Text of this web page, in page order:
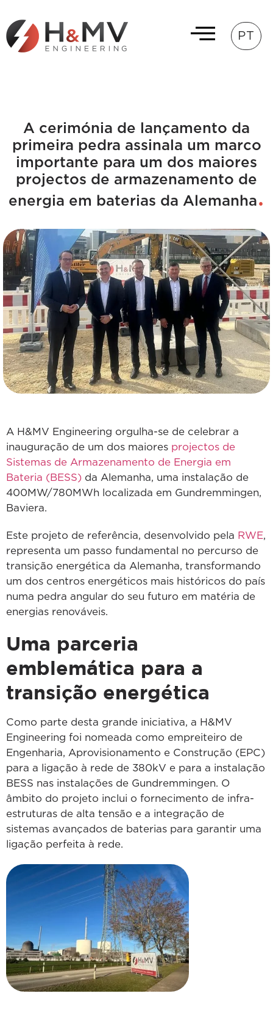
PT
A cerimónia de lançamento da
primeira pedra assinala um marco
importante para um dos maiores
projectos de armazenamento de
energia em baterias da Alemanha
A H&MV Engineering orgulha-se de celebrar a
inauguração de um dos maiores projectos de
Sistemas de Armazenamento de Energia em
Bateria (BESS) da Alemanha, uma instalação de
400MW/780MWh localizada em Gundremmingen,
Baviera.
Este projeto de referência, desenvolvido pela RWE,
representa um passo fundamental no percurso de
transição energética da Alemanha, transformando
um dos centros energéticos mais históricos do país
numa pedra angular do seu futuro em matéria de
energias renováveis.
Uma parceria
emblemática para a
transição energética
Como parte desta grande iniciativa, a H&MV
Engineering foi nomeada como empreiteiro de
Engenharia, Aprovisionamento e Construção (EPC)
para a ligação à rede de 380kV e para a instalação
BESS nas instalações de Gundremmingen. O
âmbito do projeto inclui o fornecimento de infra-
estruturas de alta tensão e a integração de
sistemas avançados de baterias para garantir uma
ligação perfeita à rede.